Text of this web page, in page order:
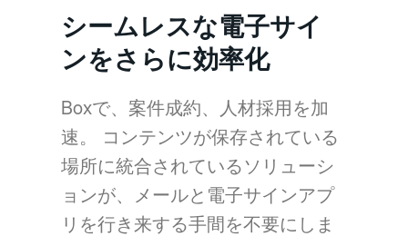
シームレスな電子サイ
ンをさらに効率化
Boxで、案件成約、人材採用を加
速。 コンテンツが保存されている
場所に統合されているソリューシ
ョンが、メールと電子サインアプ
リを行き来する手間を不要にしま